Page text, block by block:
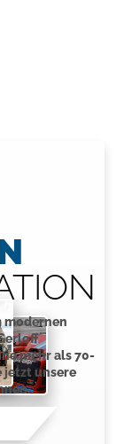
modernen
mehr als 70-
jetzt unsere